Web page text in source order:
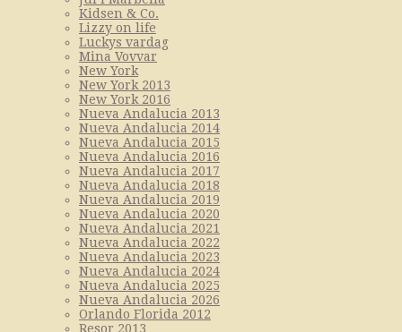
Kidsen & Co.
Lizzy on life
Luckys vardag
Mina Vovvar
New York
New York 2013
New York 2016
Nueva Andalucia 2013
Nueva Andalucia 2014
Nueva Andalucia 2015
Nueva Andalucia 2016
Nueva Andalucia 2017
Nueva Andalucia 2018
Nueva Andalucia 2019
Nueva Andalucia 2020
Nueva Andalucia 2021
Nueva Andalucia 2022
Nueva Andalucia 2023
Nueva Andalucia 2024
Nueva Andalucia 2025
Nueva Andalucia 2026
Orlando Florida 2012
Resor 2013